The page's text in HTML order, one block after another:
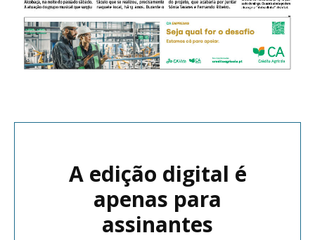
A edição digital é
apenas para
assinantes